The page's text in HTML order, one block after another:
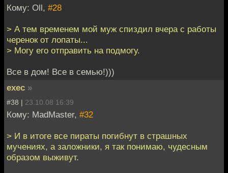
Кому: Oll, #28
> А тем временем мой муж спиздил вчера с работы
черенок от лопаты...
> Могу его отправить на подмогу.
Все в дом! Все в семью!)))
exec »
#38 | 23.10.08 16:39
Кому: MadMaster, #32
> И в итоге все пираты погибнут в страшных
мучениях, а заложники, я так понимаю, чудесным
образом выживут.